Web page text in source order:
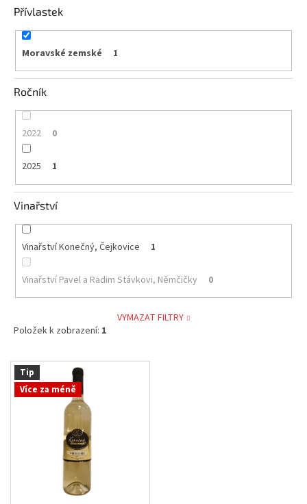
BiB
-
větší
objem
Ostatní
Značky
Přívlastek
Moravské zemské 1
Ročník
2022 0
2025 1
Vinařství
Vinařství Konečný, Čejkovice 1
Vinařství Pavel a Radim Stávkovi, Němčičky 0
VYMAZAT FILTRY
Položek k zobrazení: 1
V Tip
Více za méně